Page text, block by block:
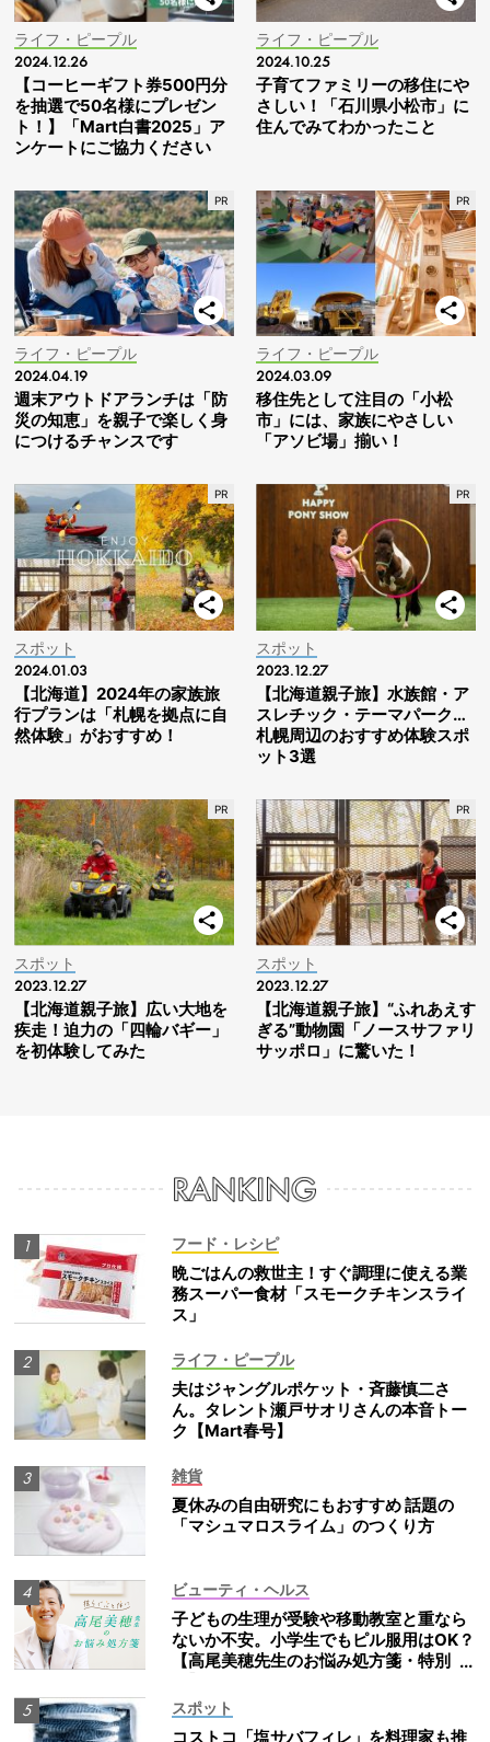
ライフ・ピープル
2024.12.26
【コーヒーギフト券500円分
を抽選で50名様にプレゼン
ト！】「Mart白書2025」ア
ンケートにご協力ください
ライフ・ピープル
2024.10.25
子育てファミリーの移住にや
さしい！「石川県小松市」に
住んでみてわかったこと
ライフ・ピープル
2024.04.19
週末アウトドアランチは「防
災の知恵」を親子で楽しく身
につけるチャンスです
ライフ・ピープル
2024.03.09
移住先として注目の「小松
市」には、家族にやさしい
「アソビ場」揃い！
スポット
2024.01.03
【北海道】2024年の家族旅
行プランは「札幌を拠点に自
然体験」がおすすめ！
スポット
2023.12.27
【北海道親子旅】水族館・ア
スレチック・テーマパーク…
札幌周辺のおすすめ体験スポ
ット3選
スポット
2023.12.27
【北海道親子旅】広い大地を
疾走！迫力の「四輪バギー」
を初体験してみた
スポット
2023.12.27
【北海道親子旅】“ふれあえす
ぎる”動物園「ノースサファリ
サッポロ」に驚いた！
フード・レシピ
晩ごはんの救世主！すぐ調理に使える業
務スーパー食材「スモークチキンスライ
ス」
ライフ・ピープル
夫はジャングルポケット・斉藤慎二さ
ん。タレント瀬戸サオリさんの本音トー
ク【Mart春号】
雑貨
夏休みの自由研究にもおすすめ 話題の
「マシュマロスライム」のつくり方
ビューティ・ヘルス
子どもの生理が受験や移動教室と重なら
ないか不安。小学生でもピル服用はOK？
【高尾美穂先生のお悩み処方箋・特別
スポット
コストコ「塩サバフィレ」を料理家も推